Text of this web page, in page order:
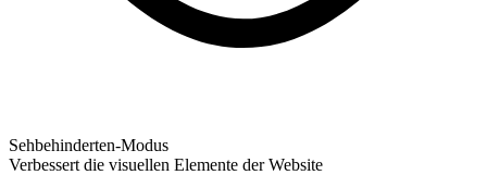
Sehbehinderten-Modus
Verbessert die visuellen Elemente der Website